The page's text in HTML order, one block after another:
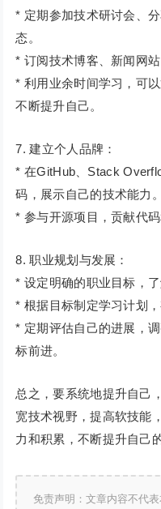
* 定期参加技术研讨会、
态。
* 订阅技术博客、新闻网
* 利用业余时间学习，可
不断提升自己。
7. 建立个人品牌：
* 在GitHub、Stack
码，展示自己的技术能力。
* 参与开源项目，贡献代
8. 职业规划与发展：
* 设定明确的职业目标，
* 根据目标制定学习计划
* 定期评估自己的进展，
标前进。
总之，要系统地提升自己
宽技术视野，提高软技能
力和积累，不断提升自己
免责声明：文章内容不代